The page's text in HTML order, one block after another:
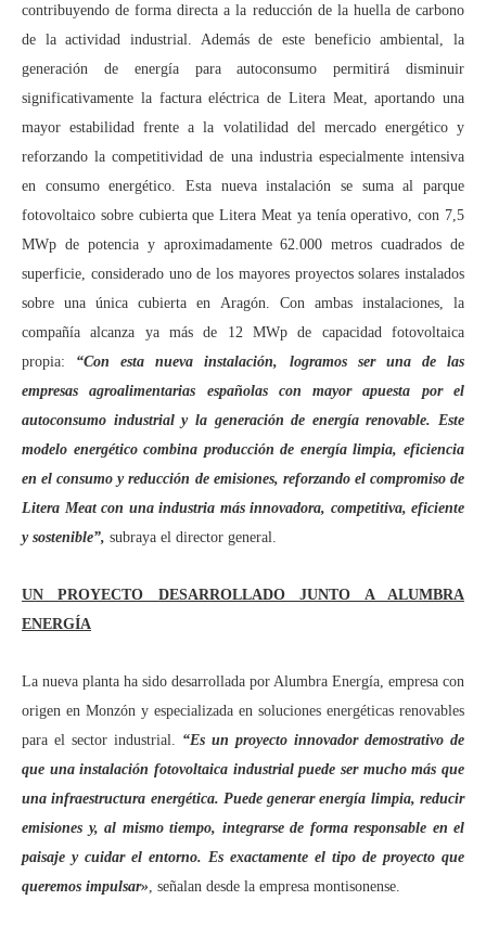
contribuyendo de forma directa a la reducción de la huella de carbono
de la actividad industrial. Además de este beneficio ambiental, la
generación de energía para autoconsumo permitirá disminuir
significativamente la factura eléctrica de Litera Meat, aportando una
mayor estabilidad frente a la volatilidad del mercado energético y
reforzando la competitividad de una industria especialmente intensiva
en consumo energético. Esta nueva instalación se suma al parque
fotovoltaico sobre cubierta que Litera Meat ya tenía operativo, con 7,5
MWp de potencia y aproximadamente 62.000 metros cuadrados de
superficie, considerado uno de los mayores proyectos solares instalados
sobre una única cubierta en Aragón. Con ambas instalaciones, la
compañía alcanza ya más de 12 MWp de capacidad fotovoltaica
propia: “Con esta nueva instalación, logramos ser una de las
empresas agroalimentarias españolas con mayor apuesta por el
autoconsumo industrial y la generación de energía renovable. Este
modelo energético combina producción de energía limpia, eficiencia
en el consumo y reducción de emisiones, reforzando el compromiso de
Litera Meat con una industria más innovadora, competitiva, eficiente
y sostenible”, subraya el director general.
UN PROYECTO DESARROLLADO JUNTO A ALUMBRA
ENERGÍA
La nueva planta ha sido desarrollada por Alumbra Energía, empresa con
origen en Monzón y especializada en soluciones energéticas renovables
para el sector industrial. “Es un proyecto innovador demostrativo de
que una instalación fotovoltaica industrial puede ser mucho más que
una infraestructura energética. Puede generar energía limpia, reducir
emisiones y, al mismo tiempo, integrarse de forma responsable en el
paisaje y cuidar el entorno. Es exactamente el tipo de proyecto que
queremos impulsar», señalan desde la empresa montisonense.